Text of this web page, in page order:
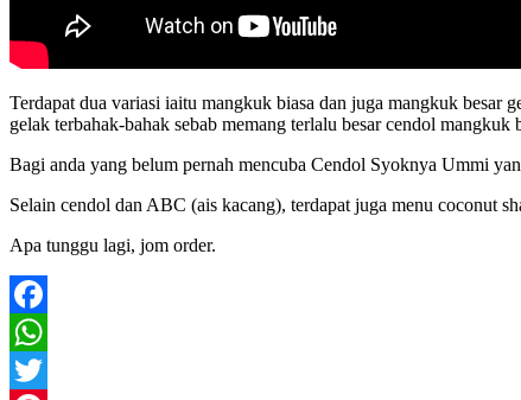
Terdapat dua variasi iaitu mangkuk biasa dan juga mangkuk besar
gelak terbahak-bahak sebab memang terlalu besar cendol mangkuk
Bagi anda yang belum pernah mencuba Cendol Syoknya Ummi
Selain cendol dan ABC (ais kacang), terdapat juga menu coconut
Apa tunggu lagi, jom order.
Facebook
WhatsApp